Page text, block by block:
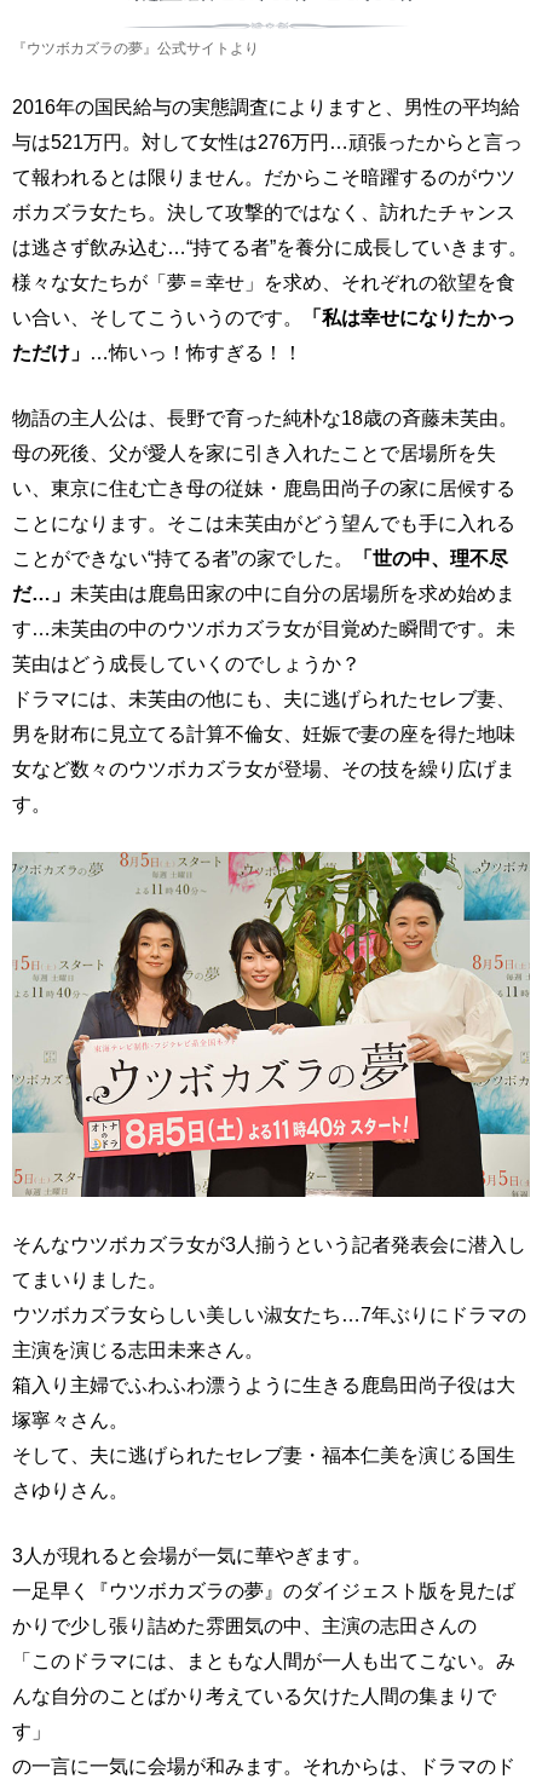
『ウツボカズラの夢』公式サイトより
2016年の国民給与の実態調査によりますと、男性の平均給
与は521万円。対して女性は276万円…頑張ったからと言っ
て報われるとは限りません。だからこそ暗躍するのがウツ
ボカズラ女たち。決して攻撃的ではなく、訪れたチャンス
は逃さず飲み込む…“持てる者”を養分に成長していきます。
様々な女たちが「夢＝幸せ」を求め、それぞれの欲望を食
い合い、そしてこういうのです。
「私は幸せになりたかっ
ただけ」 …怖いっ！怖すぎる！！
物語の主人公は、長野で育った純朴な18歳の斉藤未芙由。
母の死後、父が愛人を家に引き入れたことで居場所を失
い、東京に住む亡き母の従妹・鹿島田尚子の家に居候する
ことになります。そこは未芙由がどう望んでも手に入れる
ことができない“持てる者”の家でした。
「世の中、理不尽
だ…」 未芙由は鹿島田家の中に自分の居場所を求め始めま
す…未芙由の中のウツボカズラ女が目覚めた瞬間です。未
芙由はどう成長していくのでしょうか？
ドラマには、未芙由の他にも、夫に逃げられたセレブ妻、
男を財布に見立てる計算不倫女、妊娠で妻の座を得た地味
女など数々のウツボカズラ女が登場、その技を繰り広げま
す。
そんなウツボカズラ女が3人揃うという記者発表会に潜入し
てまいりました。
ウツボカズラ女らしい美しい淑女たち…7年ぶりにドラマの
主演を演じる志田未来さん。
箱入り主婦でふわふわ漂うように生きる鹿島田尚子役は大
塚寧々さん。
そして、夫に逃げられたセレブ妻・福本仁美を演じる国生
さゆりさん。
3人が現れると会場が一気に華やぎます。
一足早く『ウツボカズラの夢』のダイジェスト版を見たば
かりで少し張り詰めた雰囲気の中、主演の志田さんの
「このドラマには、まともな人間が一人も出てこない。み
んな自分のことばかり考えている欠けた人間の集まりで
す」
の一言に一気に会場が和みます。それからは、ドラマのド